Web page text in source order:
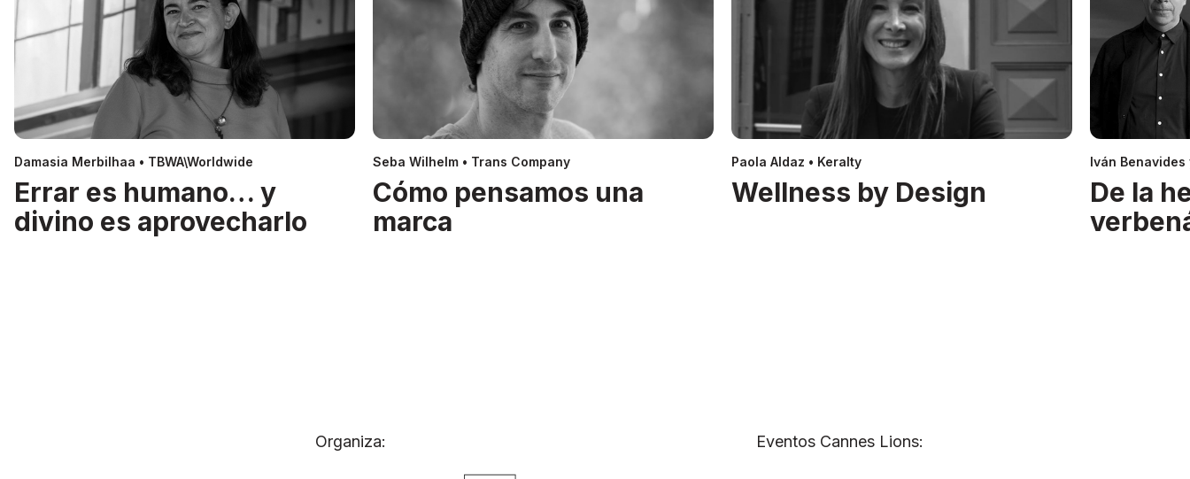
Damasia Merbilhaa • TBWA\Worldwide
Errar es humano… y
divino es aprovecharlo
Seba Wilhelm • Trans Company
Cómo pensamos una
marca
Paola Aldaz • Keralty
Wellness by Design
Iván
De la
Organiza: Eventos Cannes Lions: